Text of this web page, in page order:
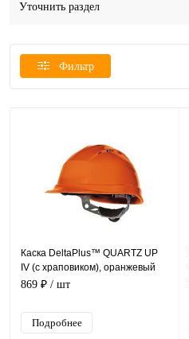
Уточнить раздел
Фильтр
Каска DeltaPlus™ QUARTZ UP
IV (с храповиком), оранжевый
869 ₽ / шт
Подробнее